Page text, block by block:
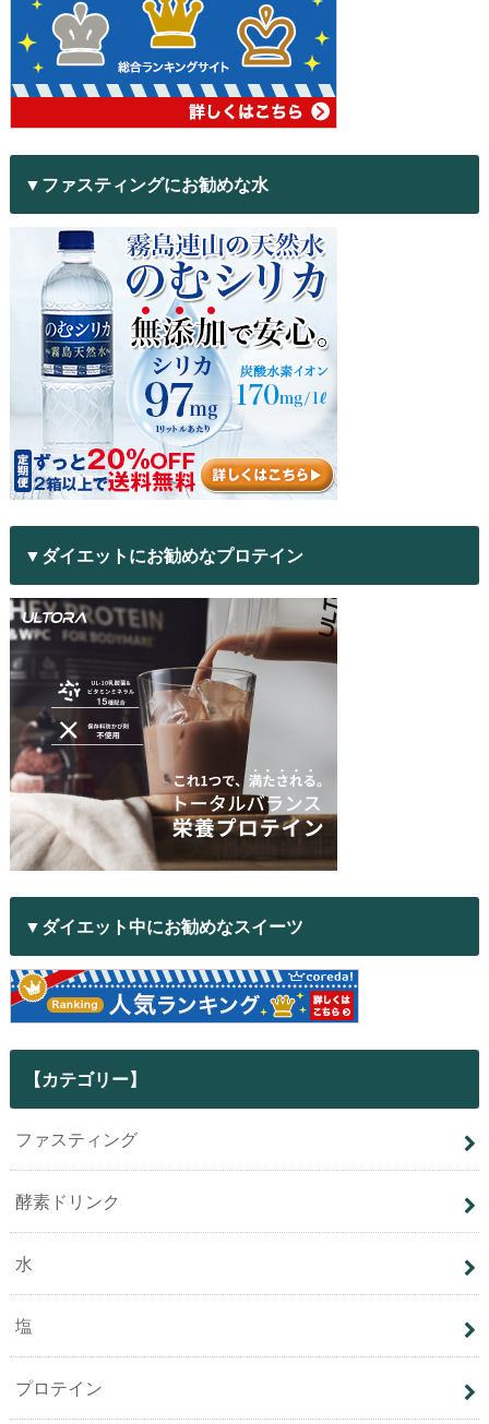
▼ファスティングにお勧めな水
▼ダイエットにお勧めなプロテイン
▼ダイエット中にお勧めなスイーツ
【カテゴリー】
ファスティング
酵素ドリンク
水
塩
プロテイン